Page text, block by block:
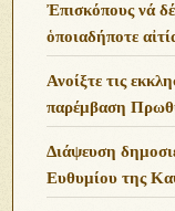
Ἐπισκόπους νά
ὁποιαδήποτε
Ανoίξτε τις
παρέμβαση
Διάψευση
Ευθυμίου της